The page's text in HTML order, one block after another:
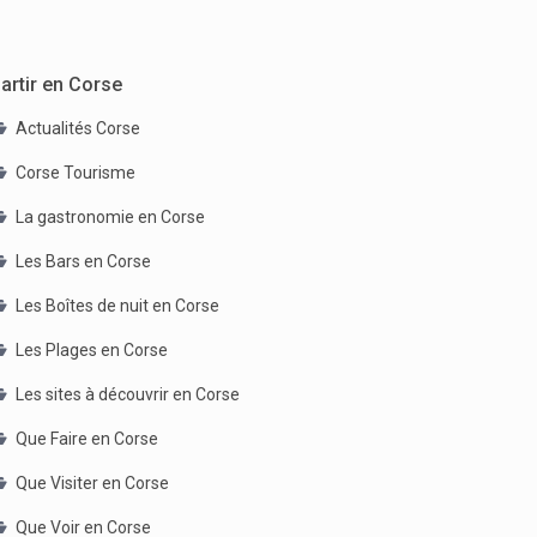
en Corse
Actualités Corse
Corse Tourisme
La gastronomie en Corse
Les Bars en Corse
Les Boîtes de nuit en Corse
Les Plages en Corse
Les sites à découvrir en Corse
Que Faire en Corse
Que Visiter en Corse
Que Voir en Corse